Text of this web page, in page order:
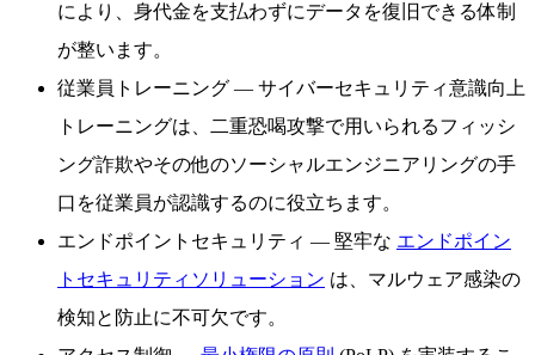
により、身代金を支払わずにデータを復旧できる体制
が整います。
従業員トレーニング — サイバーセキュリティ意識向上
トレーニングは、二重恐喝攻撃で用いられるフィッシ
ング詐欺やその他のソーシャルエンジニアリングの手
口を従業員が認識するのに役立ちます。
エンドポイントセキュリティ — 堅牢な エンドポイン
トセキュリティソリューション は、マルウェア感染の
検知と防止に不可欠です。